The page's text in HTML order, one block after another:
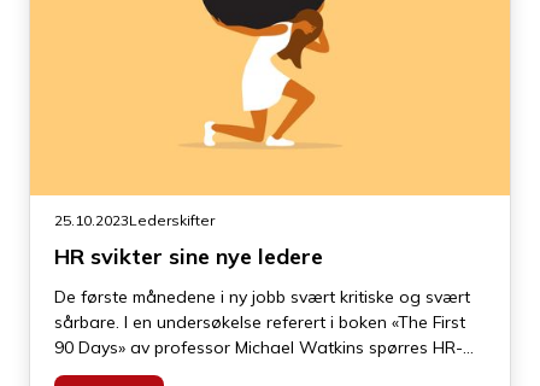
25.10.2023Lederskifter
HR svikter sine nye ledere
De første månedene i ny jobb svært kritiske og svært
sårbare. I en undersøkelse referert i boken «The First
90 Days» av professor Michael Watkins spørres HR-
ledere om hva de anser som den mest kritiske fasen i